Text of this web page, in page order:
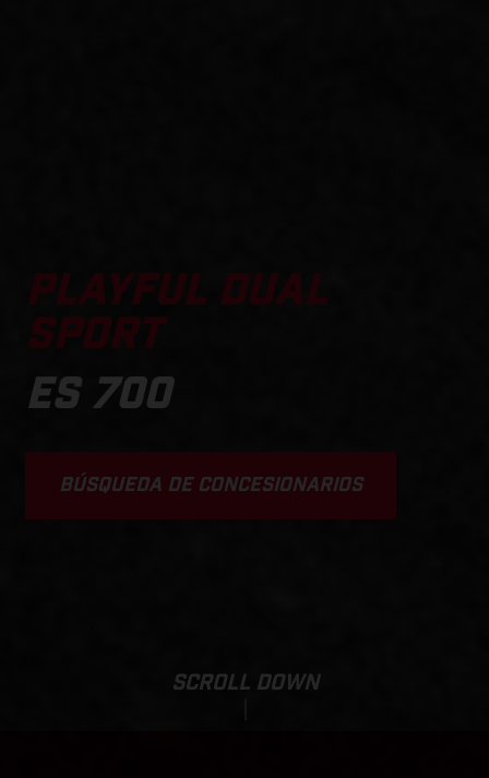
PLAYFUL DUAL
SPORT
ES 700
BÚSQUEDA DE CONCESIONARIOS
SCROLL DOWN